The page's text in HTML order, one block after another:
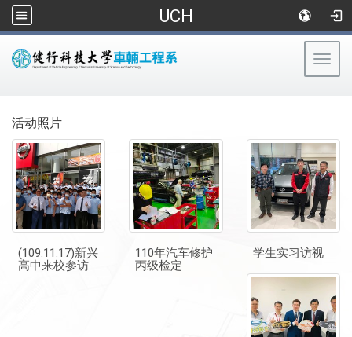
UCH
活动照片
(109.11.17)新兴
高中来校参访
110年汽车修护
丙级检定
学生实习访视